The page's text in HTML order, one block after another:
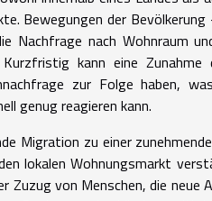
Bewegungen der
Nachfrage nach Wohnraum
kann eine
zur Folge haben,
genug reagieren kann.
Migration zu einer
lokalen Wohnungsmarkt
Zuzug von Menschen, die